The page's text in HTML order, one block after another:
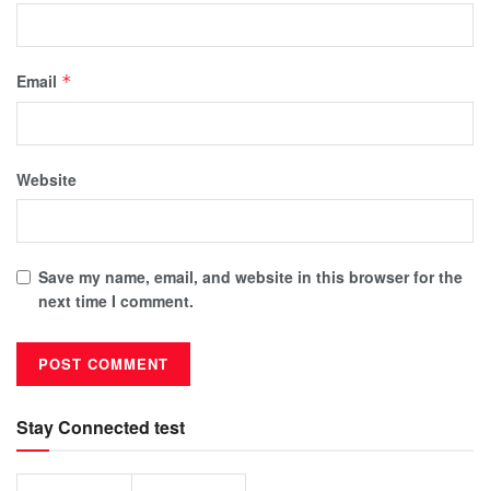
Email *
Website
Save my name, email, and website in this browser for the
next time I comment.
Stay Connected test